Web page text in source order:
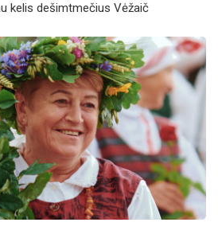
kelis dešimtmečius Vėžaič